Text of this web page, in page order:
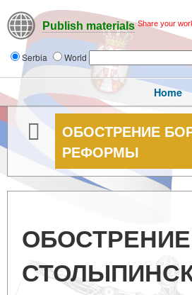
Publish materials Share your
Serbia World
Home
ОБОСТРЕНИЕ
РЕФОРМЫ